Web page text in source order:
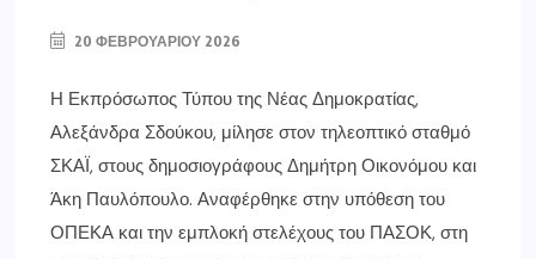
20 ΦΕΒΡΟΥΑΡΊΟΥ 2026
Η Εκπρόσωπος Τύπου της Νέας Δημοκρατίας,
Αλεξάνδρα Σδούκου, μίλησε στον τηλεοπτικό σταθμό
ΣΚΑΪ, στους δημοσιογράφους Δημήτρη Οικονόμου και
Άκη Παυλόπουλο. Αναφέρθηκε στην υπόθεση του
ΟΠΕΚΑ και την εμπλοκή στελέχους του ΠΑΣΟΚ, στη